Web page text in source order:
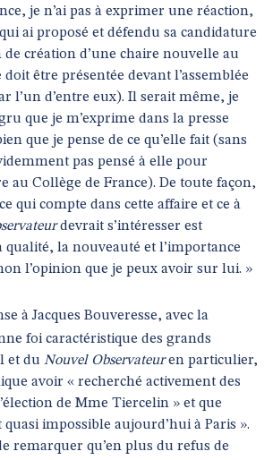
je n’ai pas à exprimer une réaction,
ai proposé et défendu sa candidature
création d’une chaire nouvelle au
être présentée devant l’assemblée
l’un d’entre eux). Il serait même, je
que je m’exprime dans la presse
que je pense de ce qu’elle fait (sans
pas pensé à elle pour
au Collège de France). De toute façon,
qui compte dans cette affaire et ce à
devrait s’intéresser est
qualité, la nouveauté et l’importance
l’opinion que je peux avoir sur lui. »
à Jacques Bouveresse, avec la
foi caractéristique des grands
et du Nouvel Observateuren particulier,
avoir « recherché activement des
de Mme Tiercelin » et que
quasi impossible aujourd’hui à Paris ».
remarquer qu’en plus du refus de